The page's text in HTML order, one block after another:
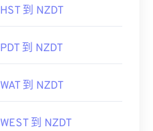
HST 到 NZDT
PDT 到 NZDT
WAT 到 NZDT
WEST 到 NZDT